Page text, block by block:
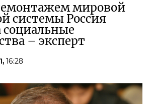
мировой
системы Россия
социальные
– эксперт
16:28